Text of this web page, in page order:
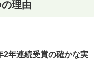
理由
年連続受賞の確かな実